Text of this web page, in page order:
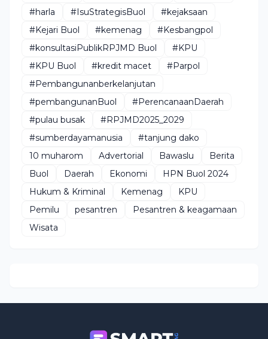
#harla
#IsuStrategisBuol
#kejaksaan
#Kejari Buol
#kemenag
#Kesbangpol
#konsultasiPublikRPJMD Buol
#KPU
#KPU Buol
#kredit macet
#Parpol
#Pembangunanberkelanjutan
#pembangunanBuol
#PerencanaanDaerah
#pulau busak
#RPJMD2025_2029
#sumberdayamanusia
#tanjung dako
10 muharom
Advertorial Bawaslu
Berita
Buol
Daerah Ekonomi
HPN Buol 2024
Hukum & Kriminal
Kemenag
KPU
Pemilu
pesantren
Pesantren & keagamaan
Wisata